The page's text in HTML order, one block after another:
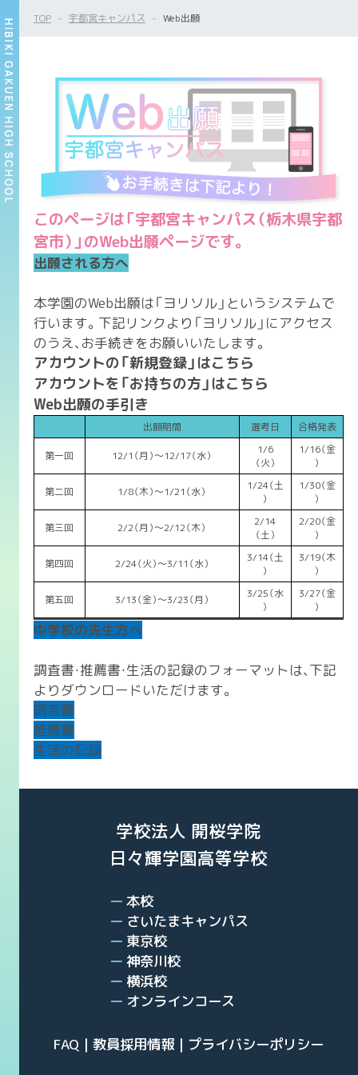
TOP 宇都宮キャンパス Web出願
このページは「宇都宮キャンパス（栃木県宇都
宮市）」のWeb出願ページです。
出願される方へ
本学園のWeb出願は「ヨリソル」というシステムで
行います。下記リンクより「ヨリソル」にアクセス
のうえ、お手続きをお願いいたします。
アカウントの「新規登録」はこちら
アカウントを「お持ちの方」はこちら
Web出願の手引き
出願期間 選考日 合格発表
第一回 12/1（月）〜12/17（水）
1/6
（火）
1/16（金
）
第二回 1/8（木）～1/21（水）
1/24（土
）
1/30（金
）
第三回 2/2（月）～2/12（木）
2/14
（土）
2/20（金
）
第四回 2/24（火）～3/11（水）
3/14（土
）
3/19（木
）
第五回 3/13（金）～3/23（月）
3/25（水
）
3/27（金
）
中学校の先生方へ
調査書・推薦書・生活の記録のフォーマットは、下記
よりダウンロードいただけます。
調査書
推薦書
生活の記録
学校法人 開桜学院
日々輝学園高等学校
本校
さいたまキャンパス
東京校
神奈川校
横浜校
オンラインコース
FAQ 教員採用情報 プライバシーポリシー